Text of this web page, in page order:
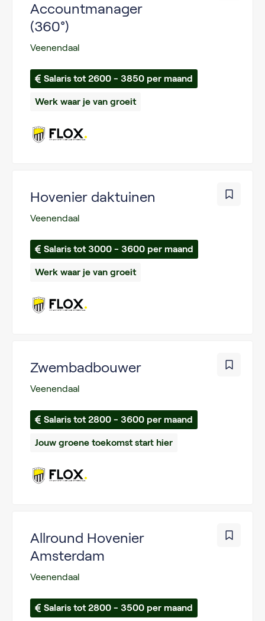
Accountmanager
(360°)
Veenendaal
Salaris tot 2600 - 3850 per maand
Werk waar je van groeit
Hovenier daktuinen
Veenendaal
Salaris tot 3000 - 3600 per maand
Werk waar je van groeit
Zwembadbouwer
Veenendaal
Salaris tot 2800 - 3600 per maand
Jouw groene toekomst start hier
Allround Hovenier
Amsterdam
Veenendaal
Salaris tot 2800 - 3500 per maand